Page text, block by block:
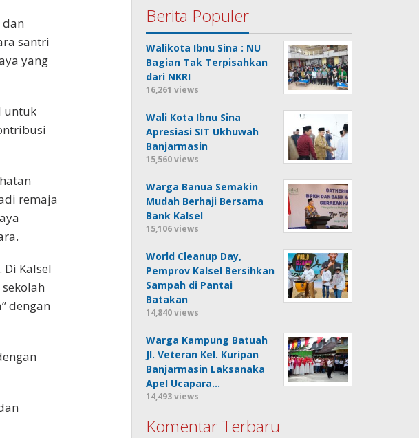
dan
santri
yang
untuk
remaja
Kalsel
dengan
Berita Populer
Walikota Ibnu Sina : NU
Bagian Tak Terpisahkan
dari NKRI
16,261 views
Wali Kota Ibnu Sina
Apresiasi SIT Ukhuwah
Banjarmasin
15,560 views
Warga Banua Semakin
Mudah Berhaji Bersama
Bank Kalsel
15,106 views
World Cleanup Day,
Pemprov Kalsel Bersihkan
Sampah di Pantai
Batakan
14,840 views
Warga Kampung Batuah
Jl. Veteran Kel. Kuripan
Banjarmasin Laksanaka
Apel Ucapara…
14,493 views
Komentar Terbaru